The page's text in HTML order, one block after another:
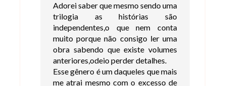
Adorei saber que mesmo sendo uma
trilogia as histórias são
independentes,o que nem conta
muito porque não consigo ler uma
obra sabendo que existe volumes
anteriores,odeio perder detalhes.
Esse gênero é um daqueles que mais
me atrai mesmo com o excesso de